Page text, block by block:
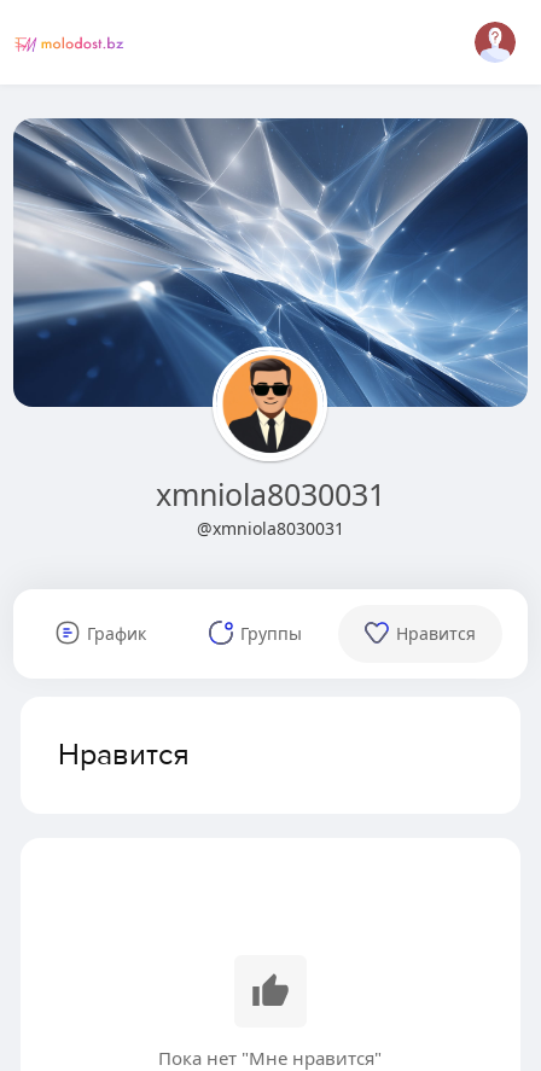
xmniola8030031
@xmniola8030031
График Группы Нравится
Нравится
Пока нет "Мне нравится"